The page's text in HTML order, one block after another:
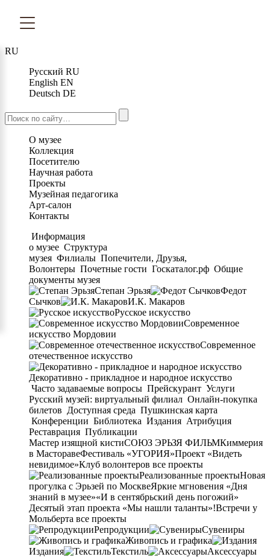
RU
Русский RU
English EN
Deutsch DE
О музее
Коллекция
Посетителю
Научная работа
Проекты
Музейная педагогика
Арт-салон
Контакты
Информация
о музее Структура
музея Филиалы Попечители, Друзья,
Волонтеры Почетные гости Госкаталог.рф Общие
документы музея
Степан Эрьзя
Федот
Сычков
И.К. Макаров
Русское искусство
Современное
искусство Мордовии
Современное
отечественное искусство
Декоративно - прикладное и народное искусство
Часто задаваемые вопросы Прейскурант Услуги
Русский музей: виртуальный филиал Онлайн-покупка
билетов Доступная среда Пушкинская карта
Конференции Библиотека Издания Атрибуция
Реставрация Публикации
Мастер изящной кистиСОЮЗ ЭРЬЗЯ ФИЛЬМКиммерия
в МасторавеФестиваль «УГОРИЯ»Проект «Видеть
невидимое»Клуб волонтеров все проекты
Реализованные проектыНовая
прогулка с Эрьзей по МосквеЯркие мгновения «Дня
знаний в музее»«И в сентябрьский день погожий»
Десятый этап проекта «Мы нашли таланты»!Встречи у
Мольберта все проекты
Репродукции
Сувениры
Живопись и графика
Издания
Текстиль Аксессуары